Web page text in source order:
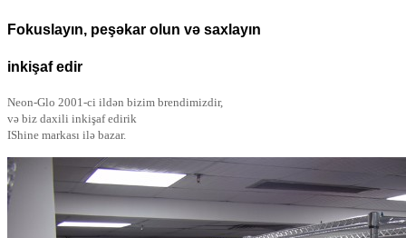
Fokuslayın, peşəkar olun və saxlayın
inkişaf edir
Neon-Glo 2001-ci ildən bizim brendimizdir,
və biz daxili inkişaf edirik
IShine markası ilə bazar.